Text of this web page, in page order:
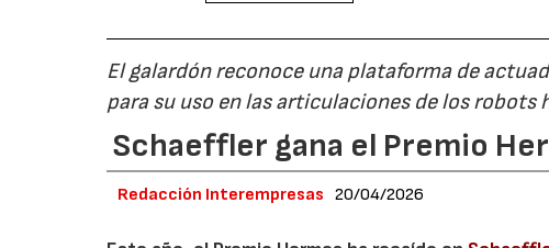
El galardón reconoce una plataforma de
para su uso en las articulaciones de los robots
Schaeffler gana el Premio
Redacción Interempresas 20/04/2026